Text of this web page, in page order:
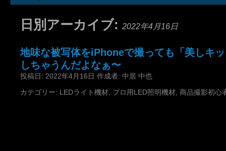
日別アーカイブ: 2022年4月16日
地味な被写体をiPhoneで撮っても「美しキ
しちゃうんだよなぁ〜
投稿日: 2022年4月16日 作成者: 中居 中也
カテゴリー: LEDライト機材 プロ用LED照明機材 商品撮影初心